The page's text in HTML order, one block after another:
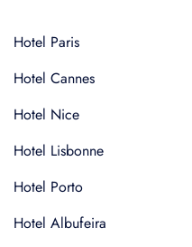
Hotel Paris
Hotel Cannes
Hotel Nice
Hotel Lisbonne
Hotel Porto
Hotel Albufeira